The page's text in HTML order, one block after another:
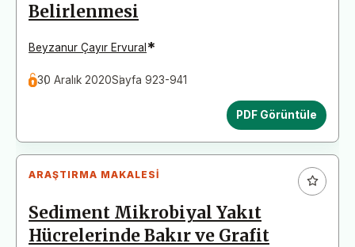
Belirlenmesi
Beyzanur Çayır Ervural *
30 Aralık 2020Sayfa 923-941
PDF Görüntüle
ARAŞTIRMA MAKALESI
Sediment Mikrobiyal Yakıt
Hücrelerinde Bakır ve Grafit